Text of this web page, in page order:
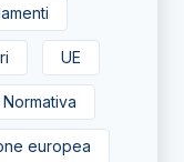
UE
Normativa
europea